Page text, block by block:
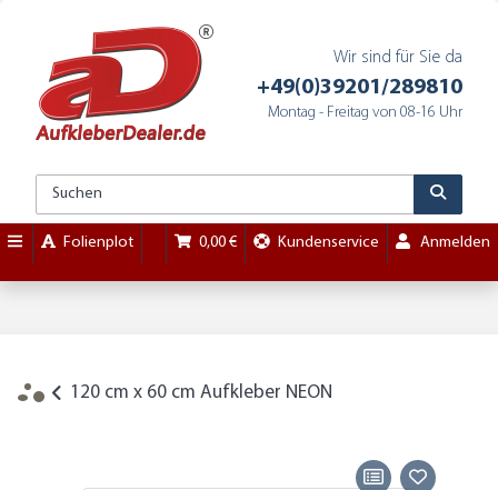
Wir sind für Sie da
+49(0)39201/289810
Montag - Freitag von 08-16 Uhr
Folienplot 0,00 € Kundenservice Anmelden
120 cm x 60 cm Aufkleber NEON